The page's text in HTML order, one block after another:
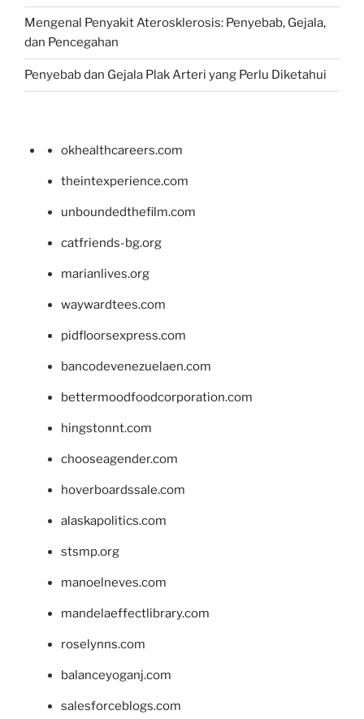
Mengenal Penyakit Aterosklerosis: Penyebab, Gejala,
dan Pencegahan
Penyebab dan Gejala Plak Arteri yang Perlu Diketahui
okhealthcareers.com
theintexperience.com
unboundedthefilm.com
catfriends-bg.org
marianlives.org
waywardtees.com
pidfloorsexpress.com
bancodevenezuelaen.com
bettermoodfoodcorporation.com
hingstonnt.com
chooseagender.com
hoverboardssale.com
alaskapolitics.com
stsmp.org
manoelneves.com
mandelaeffectlibrary.com
roselynns.com
balanceyoganj.com
salesforceblogs.com